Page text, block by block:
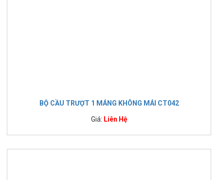
BỘ CẦU TRƯỢT 1 MÁNG KHÔNG MÁI CT042
Giá: Liên Hệ